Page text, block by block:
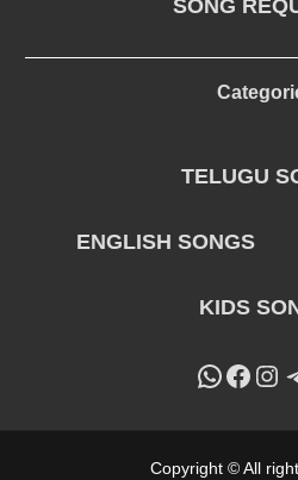
SONG
TELUGU
ENGLISH SONGS
KIDS
Copyright © All